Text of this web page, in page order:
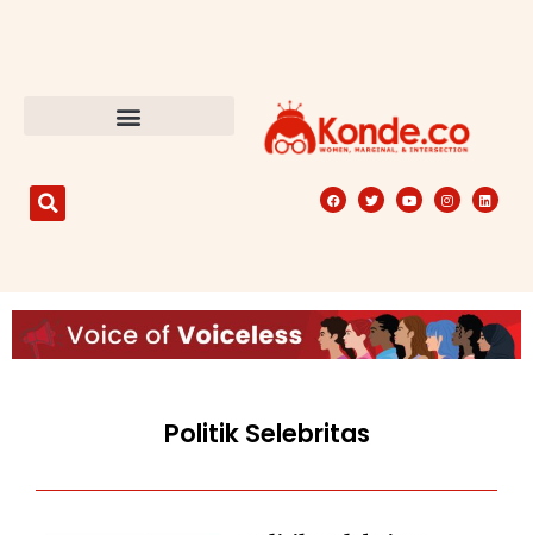
Politik Selebritas